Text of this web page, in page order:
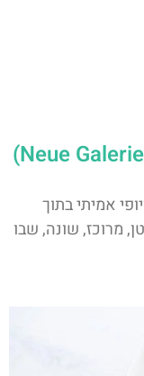
מוזיאון האמנות נויה גאלרי (Neue Galerie)
אמיתי בתוך
מרוכז, שונה, שבו